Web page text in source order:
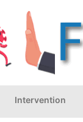
Intervention